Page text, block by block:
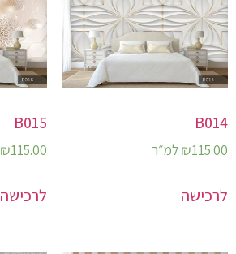
B014
₪115.00 למ״ר
לרכישה
B015
₪115.00
לרכישה